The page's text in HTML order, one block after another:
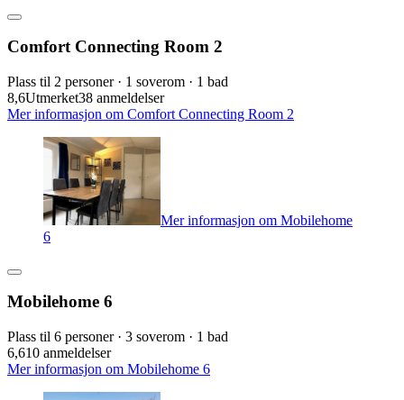
Comfort Connecting Room 2
Plass til 2 personer · 1 soverom · 1 bad
8,6Utmerket38 anmeldelser
Mer informasjon om Comfort Connecting Room 2
Mer informasjon om Mobilehome
6
Mobilehome 6
Plass til 6 personer · 3 soverom · 1 bad
6,610 anmeldelser
Mer informasjon om Mobilehome 6